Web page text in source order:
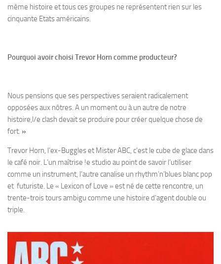
même histoire et tous ces groupes ne représentent rien sur les
cinquante Etats américains.
Pourquoi avoir choisi Trevor Horn comme producteur?
Nous pensions que ses perspectives seraient radicalement
opposées aux nôtres. A un moment ou à un autre de notre
histoire,l/e clash devait se produire pour créer quelque chose de
fort. »
Trevor Horn, l’ex-Buggles et Mister ABC, c’est le cube de glace dans
le café noir. L’un maîtrise !e studio au point de savoir l’utiliser
comme un instrument, l’autre canalise un rhythm’n’blues blanc pop
et futuriste. Le « Lexicon of Love » est né de cette rencontre, un
trente-trois tours ambigu comme une histoire d’agent double ou
triple.